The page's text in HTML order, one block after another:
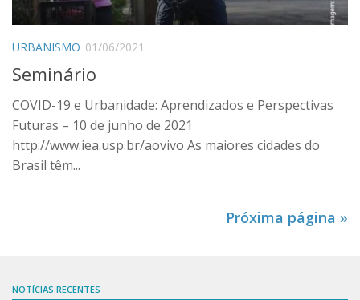
URBANISMO 01/06/2021
Seminário
COVID-19 e Urbanidade: Aprendizados e Perspectivas
Futuras – 10 de junho de 2021
http://www.iea.usp.br/aovivo As maiores cidades do
Brasil têm...
Próxima página »
NOTÍCIAS RECENTES